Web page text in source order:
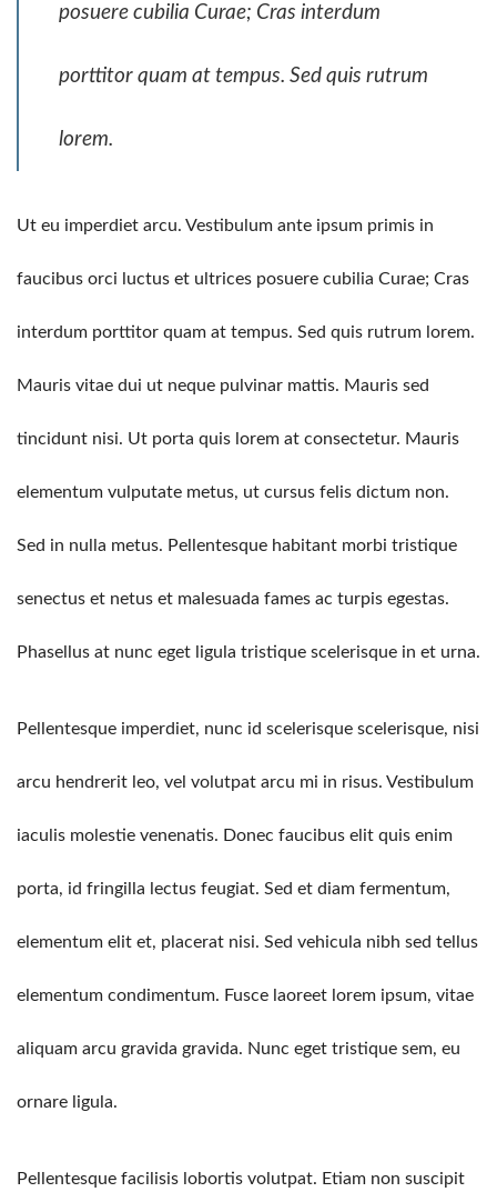
posuere cubilia Curae; Cras interdum
porttitor quam at tempus. Sed quis rutrum
lorem.
Ut eu imperdiet arcu. Vestibulum ante ipsum primis in
faucibus orci luctus et ultrices posuere cubilia Curae; Cras
interdum porttitor quam at tempus. Sed quis rutrum lorem.
Mauris vitae dui ut neque pulvinar mattis. Mauris sed
tincidunt nisi. Ut porta quis lorem at consectetur. Mauris
elementum vulputate metus, ut cursus felis dictum non.
Sed in nulla metus. Pellentesque habitant morbi tristique
senectus et netus et malesuada fames ac turpis egestas.
Phasellus at nunc eget ligula tristique scelerisque in et urna.
Pellentesque imperdiet, nunc id scelerisque scelerisque, nisi
arcu hendrerit leo, vel volutpat arcu mi in risus. Vestibulum
iaculis molestie venenatis. Donec faucibus elit quis enim
porta, id fringilla lectus feugiat. Sed et diam fermentum,
elementum elit et, placerat nisi. Sed vehicula nibh sed tellus
elementum condimentum. Fusce laoreet lorem ipsum, vitae
aliquam arcu gravida gravida. Nunc eget tristique sem, eu
ornare ligula.
Pellentesque facilisis lobortis volutpat. Etiam non suscipit